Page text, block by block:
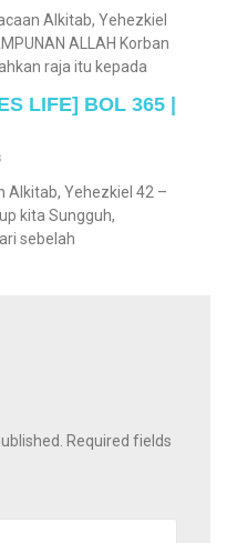
Alkitab, Yehezkiel
ALLAH Korban
raja itu kepada
LIFE] BOL 365 |
Alkitab, Yehezkiel 42 –
kita Sungguh,
sebelah
Required fields